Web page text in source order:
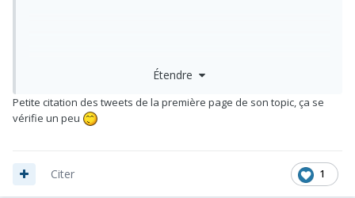
Étendre
Petite citation des tweets de la première page de son topic, ça se
vérifie un peu
1
Citer